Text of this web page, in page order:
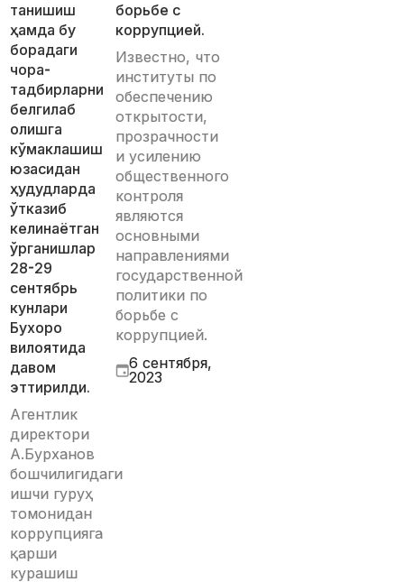
танишиш
ҳамда бу
борадаги
чора-
тадбирларни
белгилаб
олишга
кўмаклашиш
юзасидан
ҳудудларда
ўтказиб
келинаётган
ўрганишлар
28-29
сентябрь
кунлари
Бухоро
вилоятида
давом
эттирилди.
Агентлик
директори
А.Бурханов
бошчилигидаги
ишчи гуруҳ
томонидан
коррупцияга
қарши
курашиш
борьбе с
коррупцией.
Известно, что
институты по
обеспечению
открытости,
прозрачности
и усилению
общественного
контроля
являются
основными
направлениями
государственной
политики по
борьбе с
коррупцией.
6 сентября,
2023